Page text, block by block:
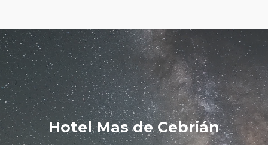
Hotel Mas de Cebrián